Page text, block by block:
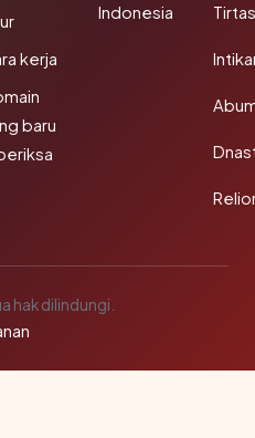
kerja
baru
Indonesia
hak dilindungi.